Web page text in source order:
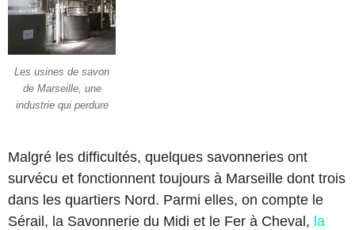
Les usines de savon
de Marseille, une
industrie qui perdure
Malgré les difficultés, quelques savonneries ont
survécu et fonctionnent toujours à Marseille dont trois
dans les quartiers Nord. Parmi elles, on compte le
Sérail, la Savonnerie du Midi et le Fer à Cheval, la